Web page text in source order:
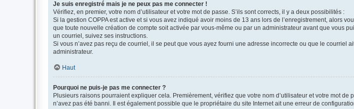
Je suis enregistré mais je ne peux pas me connecter !
Vérifiez, en premier, votre nom d’utilisateur et votre mot de passe. S’ils sont corrects, il y a deux possibilités :
Si la gestion COPPA est active et si vous avez indiqué avoir moins de 13 ans lors de l’enregistrement, alors
que toute nouvelle création de compte soit activée par vous-même ou par un administrateur avant que vous
un courriel, suivez ses instructions.
Si vous n’avez pas reçu de courriel, il se peut que vous ayez fourni une adresse incorrecte ou que le courriel
administrateur.
Haut
Pourquoi ne puis-je pas me connecter ?
Plusieurs raisons pourraient expliquer cela. Premièrement, vérifiez que votre nom d’utilisateur et votre mot
n’avez pas été banni. Il est également possible que le propriétaire du site Internet ait une erreur de